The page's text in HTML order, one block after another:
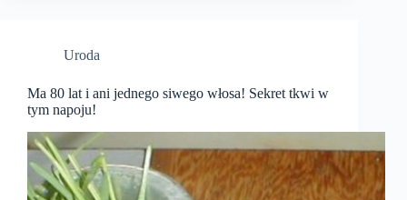
Uroda
Ma 80 lat i ani jednego siwego włosa! Sekret tkwi w
tym napoju!